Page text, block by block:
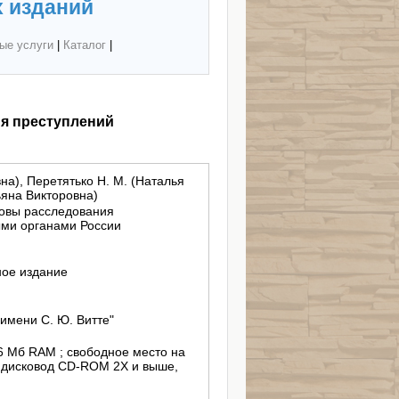
изданий
услуги| Каталог|
преступлений
Перетятько Н. М. (Наталья
Викторовна)
расследования
органами России
издание
С. Ю. Витте"
Мб RAM ; свободное место на
CD-ROM 2X и выше,